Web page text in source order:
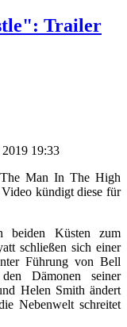
Trailer
19:33
Man In The High
kündigt diese für
Küsten zum
schließen sich einer
Führung von Bell
Dämonen seiner
Helen Smith ändert
Nebenwelt schreitet